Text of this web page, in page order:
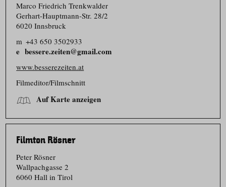
Marco Friedrich Trenkwalder
Gerhart-Hauptmann-Str. 28/​2
6020 Innsbruck
m +43 650 3502933
bessere.zeiten@gmail.com
www.besserezeiten.at
Filmeditor/​Filmschnitt
Auf Karte anzeigen
Filmton Rösner
Peter Rösner
Wallpachgasse 2
6060 Hall in Tirol